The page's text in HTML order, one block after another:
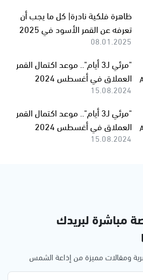
ظاهرة فلكية نادرة| كل ما يجب أن
تعرفه عن القمر الأسود في 2025
08.01.2025
"مرئي لـ3 أيام".. موعد اكتمال القمر
العملاق في أغسطس 2024
15.08.2024
"مرئي لـ3 أيام".. موعد اكتمال القمر
العملاق في أغسطس 2024
15.08.2024
مباشرة لبريدك
ومقالات مميزة من إذاعة الشمس